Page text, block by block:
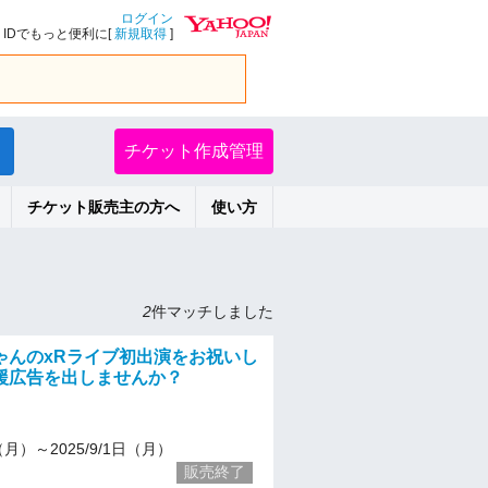
ログイン
IDでもっと便利に[新規取得 ]
チケット作成管理
チケット販売主の方へ 使い方
2件マッチしました
んのxRライブ初出演をお祝いし
広告を出しませんか？
）～2025/9/1日（月）
販売終了